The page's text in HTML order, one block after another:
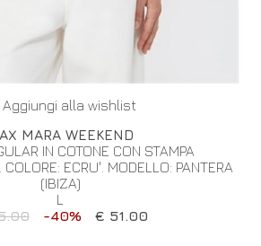
Aggiungi alla wishlist
MARA WEEKEND
IN COTONE CON STAMPA
ECRU'. MODELLO: PANTERA
(IBIZA)
L
-40% € 51.00